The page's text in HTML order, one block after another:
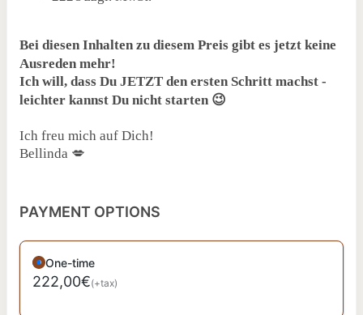
Bei diesen Inhalten zu diesem Preis gibt es jetzt keine
Ausreden mehr!
Ich will, dass Du JETZT den ersten Schritt machst -
leichter kannst Du nicht starten 😉
Ich freu mich auf Dich!
Bellinda 💋
PAYMENT OPTIONS
One-time
222,00€(+tax)